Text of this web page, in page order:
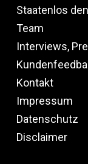
Staatenlos
Team
Interviews,
Kontakt
Impressum
Datenschutz
Disclaimer